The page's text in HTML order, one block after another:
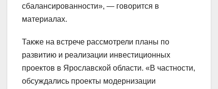
сбалансированности», — говорится в
материалах.
Также на встрече рассмотрели планы по
развитию и реализации инвестиционных
проектов в Ярославской области. «В частности,
обсуждались проекты модернизации